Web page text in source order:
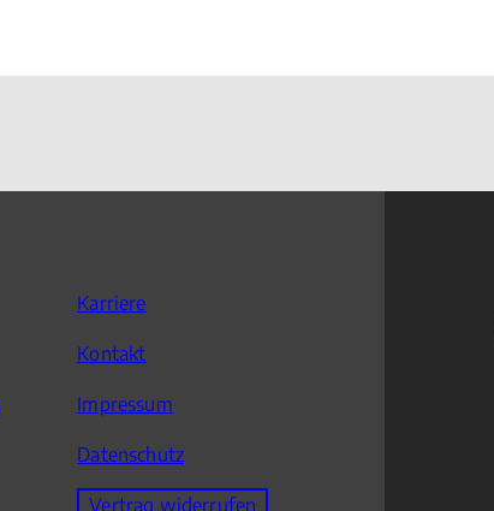
Karriere
Kontakt
Impressum
Datenschutz
Vertrag widerrufen